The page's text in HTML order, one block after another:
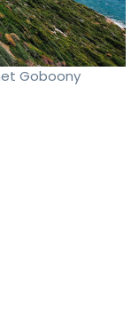
Goboony